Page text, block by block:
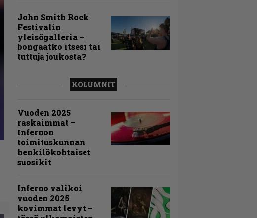
John Smith Rock
Festivalin
yleisögalleria –
bongaatko itsesi tai
tuttuja joukosta?
KOLUMNIT
Vuoden 2025
raskaimmat –
Infernon
toimituskunnan
henkilökohtaiset
suosikit
Inferno valikoi
vuoden 2025
kovimmat levyt –